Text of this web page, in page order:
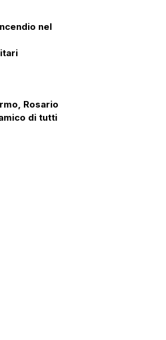
nel
Rosario
di tutti